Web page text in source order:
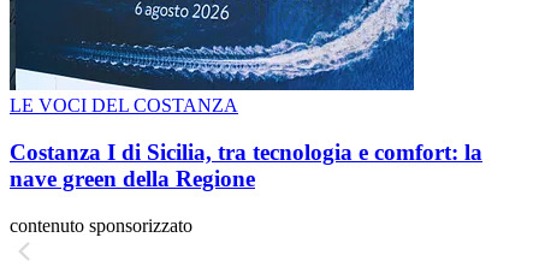
LE VOCI DEL COSTANZA
Costanza I di Sicilia, tra tecnologia e comfort: la
nave green della Regione
contenuto sponsorizzato